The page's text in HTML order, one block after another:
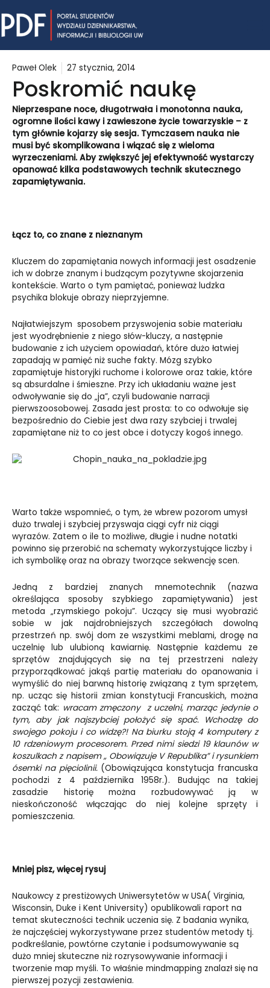
to
content
Paweł Olek 27 stycznia, 2014
Poskromić naukę
Nieprzespane noce, długotrwała i monotonna nauka,
ogromne ilości kawy i zawieszone życie towarzyskie – z
tym głównie kojarzy się sesja. Tymczasem nauka nie
musi być skomplikowana i wiązać się z wieloma
wyrzeczeniami. Aby zwiększyć jej efektywność wystarczy
opanować kilka podstawowych technik skutecznego
zapamiętywania.
Łącz to, co znane z nieznanym
Kluczem do zapamiętania nowych informacji jest osadzenie
ich w dobrze znanym i budzącym pozytywne skojarzenia
kontekście. Warto o tym pamiętać, ponieważ ludzka
psychika blokuje obrazy nieprzyjemne.
Najłatwiejszym sposobem przyswojenia sobie materiału
jest wyodrębnienie z niego słów-kluczy, a następnie
budowanie z ich użyciem opowiadań, które dużo łatwiej
zapadają w pamięć niż suche fakty. Mózg szybko
zapamiętuje historyjki ruchome i kolorowe oraz takie, które
są absurdalne i śmieszne. Przy ich układaniu ważne jest
odwoływanie się do „ja”, czyli budowanie narracji
pierwszoosobowej. Zasada jest prosta: to co odwołuje się
bezpośrednio do Ciebie jest dwa razy szybciej i trwalej
zapamiętane niż to co jest obce i dotyczy kogoś innego.
Warto także wspomnieć, o tym, że wbrew pozorom umysł
dużo trwalej i szybciej przyswaja ciągi cyfr niż ciągi
wyrazów. Zatem o ile to możliwe, długie i nudne notatki
powinno się przerobić na schematy wykorzystujące liczby i
ich symbolikę oraz na obrazy tworzące sekwencję scen.
Jedną z bardziej znanych mnemotechnik (nazwa
określająca sposoby szybkiego zapamiętywania) jest
metoda „rzymskiego pokoju”. Uczący się musi wyobrazić
sobie w jak najdrobniejszych szczegółach dowolną
przestrzeń np. swój dom ze wszystkimi meblami, drogę na
uczelnię lub ulubioną kawiarnię. Następnie każdemu ze
sprzętów znajdujących się na tej przestrzeni należy
przyporządkować jakąś partię materiału do opanowania i
wymyślić do niej barwną historię związaną z tym sprzętem,
np. ucząc się historii zmian konstytucji Francuskich, można
zacząć tak: wracam zmęczony z uczelni, marząc jedynie o
tym, aby jak najszybciej położyć się spać. Wchodzę do
swojego pokoju i co widzę?! Na biurku stoją 4 komputery z
10 rdzeniowym procesorem. Przed nimi siedzi 19 klaunów w
koszulkach z napisem „ Obowiązuje V Republika” i rysunkiem
ósemki na pięciolinii.(Obowiązująca konstytucja francuska
pochodzi z 4 października 1958r.). Budując na takiej
zasadzie historię można rozbudowywać ją w
nieskończoność włączając do niej kolejne sprzęty i
pomieszczenia.
Mniej pisz, więcej rysuj
Naukowcy z prestiżowych Uniwersytetów w USA( Virginia,
Wisconsin, Duke i Kent University) opublikowali raport na
temat skuteczności technik uczenia się. Z badania wynika,
że najczęściej wykorzystywane przez studentów metody tj.
podkreślanie, powtórne czytanie i podsumowywanie są
dużo mniej skuteczne niż rozrysowywanie informacji i
tworzenie map myśli. To właśnie mindmapping znalazł się na
pierwszej pozycji zestawienia.